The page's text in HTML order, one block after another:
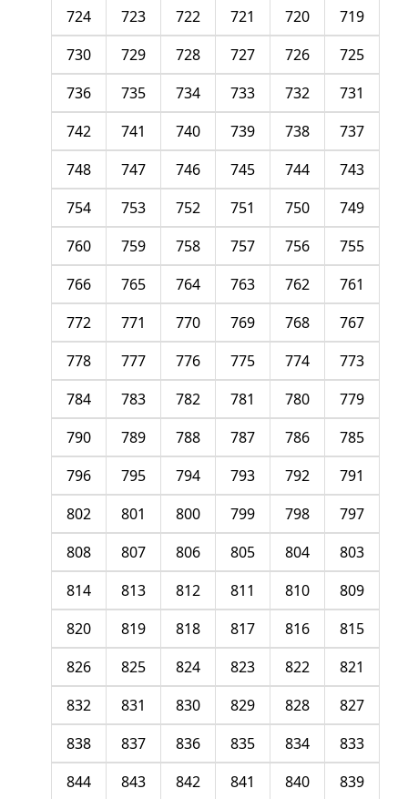
719
720
721
722
723
724
725
726
727
728
729
730
731
732
733
734
735
736
737
738
739
740
741
742
743
744
745
746
747
748
749
750
751
752
753
754
755
756
757
758
759
760
761
762
763
764
765
766
767
768
769
770
771
772
773
774
775
776
777
778
779
780
781
782
783
784
785
786
787
788
789
790
791
792
793
794
795
796
797
798
799
800
801
802
803
804
805
806
807
808
809
810
811
812
813
814
815
816
817
818
819
820
821
822
823
824
825
826
827
828
829
830
831
832
833
834
835
836
837
838
839
840
841
842
843
844